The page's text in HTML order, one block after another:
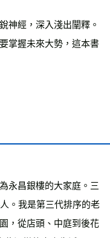
神經，深入淺出闡釋。
掌握未來大勢，這本書
永昌銀樓的大家庭。三
。我是第三代排序的老
，從店頭、中庭到後花